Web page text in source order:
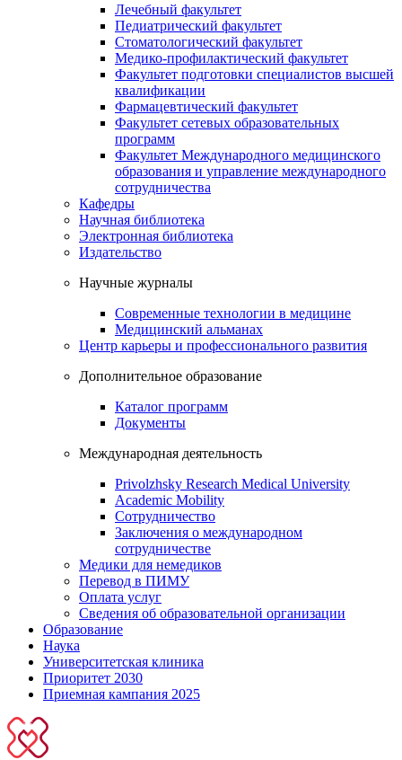
Лечебный факультет
Педиатрический факультет
Стоматологический факультет
Медико-профилактический факультет
Факультет подготовки специалистов высшей
квалификации
Фармацевтический факультет
Факультет сетевых образовательных
программ
Факультет Международного медицинского
образования и управление международного
сотрудничества
Кафедры
Научная библиотека
Электронная библиотека
Издательство
Научные журналы
Современные технологии в медицине
Медицинский альманах
Центр карьеры и профессионального развития
Дополнительное образование
Каталог программ
Документы
Международная деятельность
Privolzhsky Research Medical University
Academic Mobility
Сотрудничество
Заключения о международном
сотрудничестве
Медики для немедиков
Перевод в ПИМУ
Оплата услуг
Сведения об образовательной организации
Образование
Наука
Университетская клиника
Приоритет 2030
Приемная кампания 2025